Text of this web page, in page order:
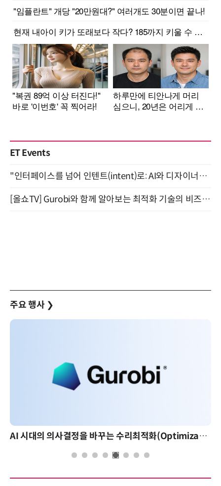
ET Events
"인터페이스를 넘어 인텐트(intent)로: AI와 디자이너가 함께 만드는 공존의 UX" 강남역 (9/2)
[올쇼TV] Gurobi와 함께 알아보는 최적화 기술의 비즈니스 활용 (8월 20일 생방송)
주요 행사 ❯
AI 시대의 의사결정을 바꾸는 수리최적화(Optimization): 실제 산업 적용 사례와 활용 전략